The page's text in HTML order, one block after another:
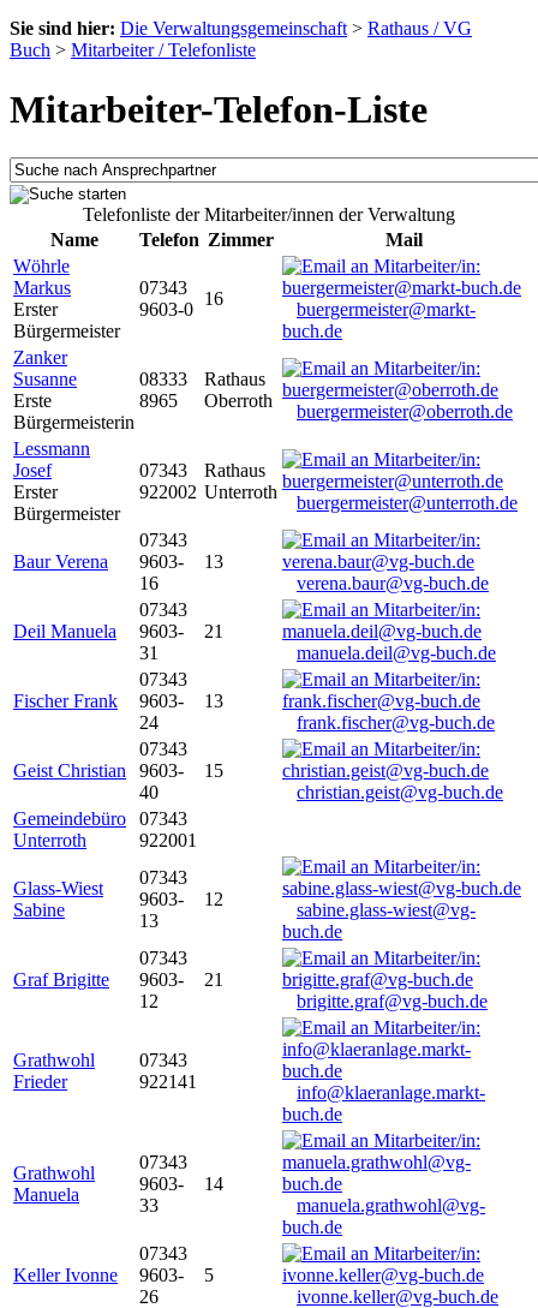
Sie sind hier: Die Verwaltungsgemeinschaft > Rathaus / VG
Buch > Mitarbeiter / Telefonliste
Mitarbeiter-Telefon-Liste
Telefonliste der Mitarbeiter/innen der Verwaltung
Name
Telefon Zimmer
Mail
Wöhrle
Markus
Erster
Bürgermeister
07343
9603-0
16
buergermeister@markt-
buch.de
Zanker
Susanne
Erste
Bürgermeisterin
08333
8965
Rathaus
Oberroth
buergermeister@oberroth.de
Lessmann
Josef
Erster
Bürgermeister
07343
922002
Rathaus
Unterroth
buergermeister@unterroth.de
Baur Verena
07343
9603-
16
13
verena.baur@vg-buch.de
Deil Manuela
07343
9603-
31
21
manuela.deil@vg-buch.de
Fischer Frank
07343
9603-
24
13
frank.fischer@vg-buch.de
Geist Christian
07343
9603-
40
15
christian.geist@vg-buch.de
Gemeindebüro
Unterroth
07343
922001
Glass-Wiest
Sabine
07343
9603-
13
12
sabine.glass-wiest@vg-
buch.de
Graf Brigitte
07343
9603-
12
21
brigitte.graf@vg-buch.de
Grathwohl
Frieder
07343
922141
info@klaeranlage.markt-
buch.de
Grathwohl
Manuela
07343
9603-
33
14
manuela.grathwohl@vg-
buch.de
Keller Ivonne
07343
9603-
26
5
ivonne.keller@vg-buch.de